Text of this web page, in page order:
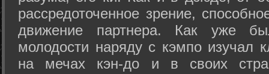
рассредоточенное зрение,
движение партнера. Как уже
молодости наряду с кэмпо изучал
на мечах кэн-до и в своих